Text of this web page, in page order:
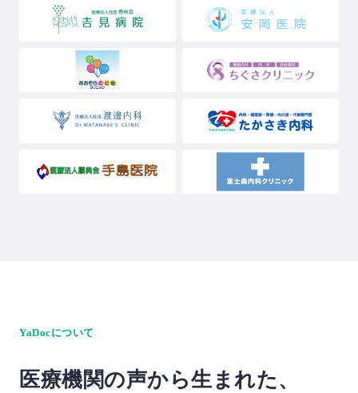
YaDocについて
医療機関の声から生まれた、